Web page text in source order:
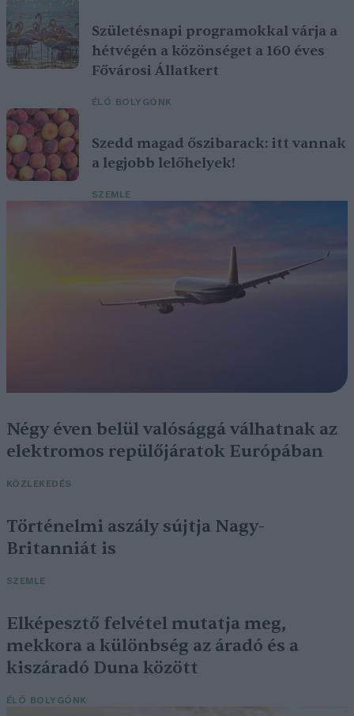
Születésnapi programokkal várja a
hétvégén a közönséget a 160 éves
Fővárosi Állatkert
ÉLŐ BOLYGÓNK
Szedd magad őszibarack: itt vannak
a legjobb lelőhelyek!
SZEMLE
Négy éven belül valósággá válhatnak az
elektromos repülőjáratok Európában
KÖZLEKEDÉS
Történelmi aszály sújtja Nagy-
Britanniát is
SZEMLE
Elképesztő felvétel mutatja meg,
mekkora a különbség az áradó és a
kiszáradó Duna között
ÉLŐ BOLYGÓNK